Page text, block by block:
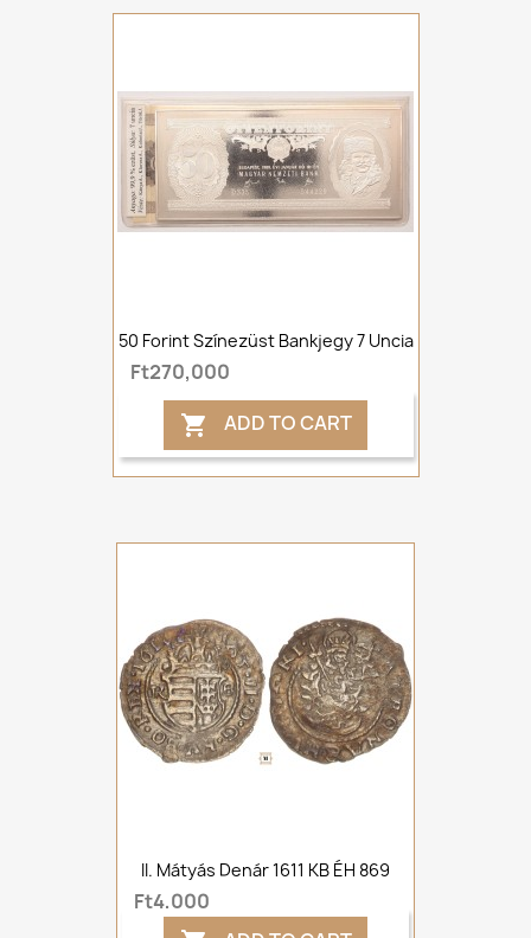
50 Forint Színezüst Bankjegy 7 Uncia
Ft270,000
 ADD TO CART
II. Mátyás Denár 1611 KB ÉH 869
Ft4,000